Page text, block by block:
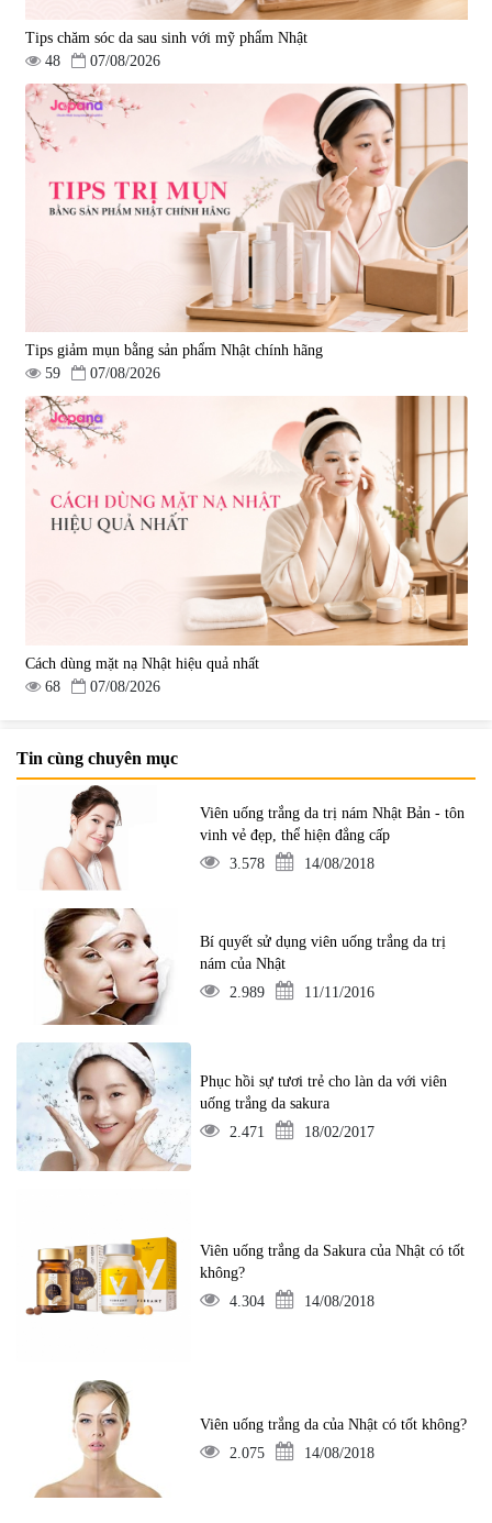
Tips chăm sóc da sau sinh với mỹ phẩm Nhật
48
07/08/2026
Tips giảm mụn bằng sản phẩm Nhật chính hãng
59
07/08/2026
Cách dùng mặt nạ Nhật hiệu quả nhất
68
07/08/2026
Tin cùng chuyên mục
Viên uống trắng da trị nám Nhật Bản - tôn
vinh vẻ đẹp, thể hiện đẳng cấp
3.578
14/08/2018
Bí quyết sử dụng viên uống trắng da trị
nám của Nhật
2.989
11/11/2016
Phục hồi sự tươi trẻ cho làn da với viên
uống trắng da sakura
2.471
18/02/2017
Viên uống trắng da Sakura của Nhật có tốt
không?
4.304
14/08/2018
Viên uống trắng da của Nhật có tốt không?
2.075
14/08/2018